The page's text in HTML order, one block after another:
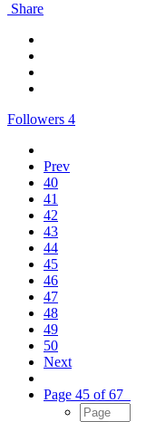
Share
Followers 4
Prev
40
41
42
43
44
45
46
47
48
49
50
Next
Page 45 of 67